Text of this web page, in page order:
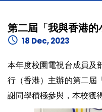
第二屆「我與香港
18 Dec, 2023
本年度校園電視台成員及
行（香港）主辦的第二屆
謝同學積極參與，本校獲